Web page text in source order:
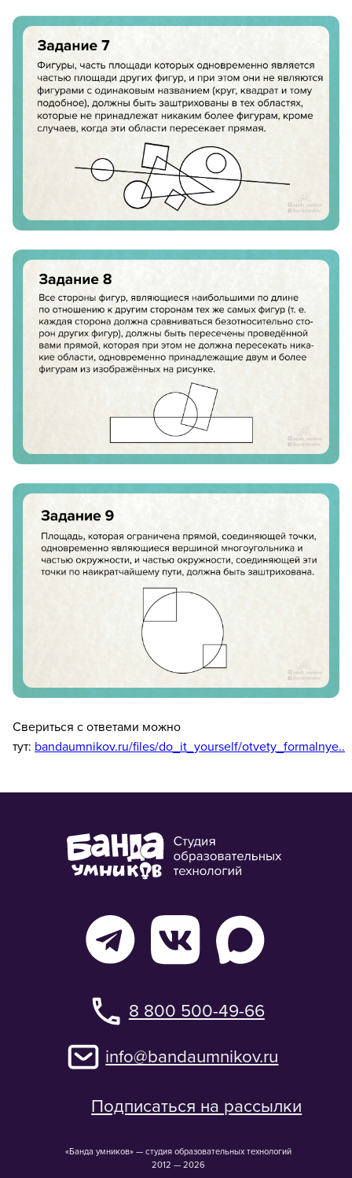
Свериться с ответами можно
тут: bandaumnikov.ru/files/do_it_yourself/otvety_formalnye..
8 800 500-49-66
info@bandaumnikov.ru
«Банда умников» — студия образовательных технологий
2012 — 2026
Подписаться на рассылки